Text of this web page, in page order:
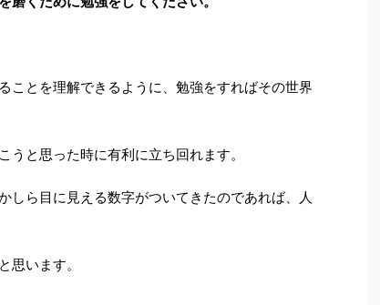
ことを理解できるように、勉強をすればその世界
と思った時に有利に立ち回れます。
しら目に見える数字がついてきたのであれば、人
思います。